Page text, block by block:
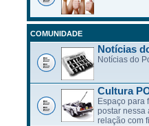
COMUNIDADE
Notícias
Notícias do
Cultura
Espaço para
postar nessa
relação com